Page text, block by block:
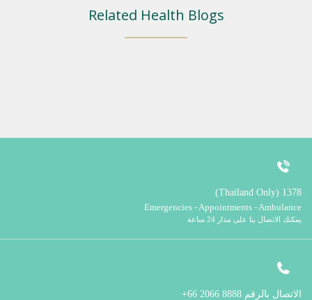
Related Health Blogs
1378 (Thailand Only)
Emergencies - Appointments - Ambulance
يمكنك الاتصال بنا على مدار 24 ساعة
الاتصال بالرقم